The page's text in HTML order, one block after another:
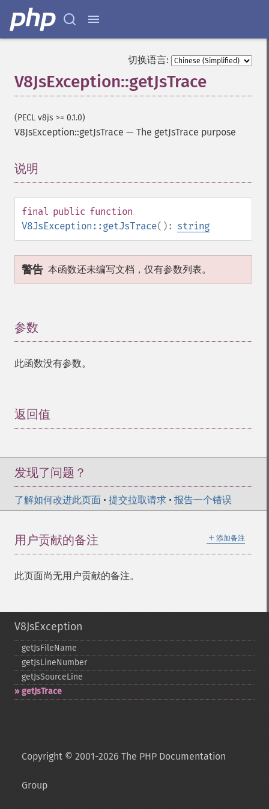
切换语言:
V8JsException::getJsTrace
(PECL v8js >= 0.1.0)
V8JsException::getJsTrace — The getJsTrace purpose
说明
final public function
V8JsException::getJsTrace(): string
警告 本函数还未编写文档，仅有参数列表。
参数
此函数没有参数。
返回值
发现了问题？
了解如何改进此页面 • 提交拉取请求 • 报告一个错误
＋ 添加备注
用户贡献的备注
此页面尚无用户贡献的备注。
V8JsException
getJsFileName
getJsLineNumber
getJsSourceLine
getJsTrace
Copyright © 2001-2026 The PHP Documentation
Group